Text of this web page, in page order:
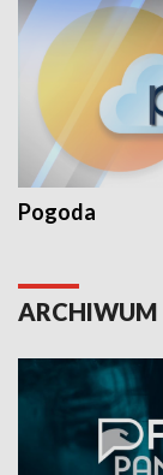
Pogoda
ARCHIWUM